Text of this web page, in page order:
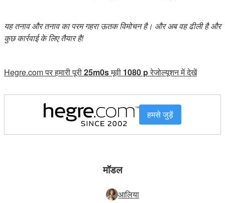
यह तनाव और तनाव का परम गहरा ऊतक विमोचन है। और अब वह ढीली है और
कुछ कार्रवाई के लिए तैयार है!
Hegre.com पर हमारी पूरी25m0sमूवी 1080 pरेजोल्यूशन में देखें
हमसे जुड़ें
मॉडल
आलिया